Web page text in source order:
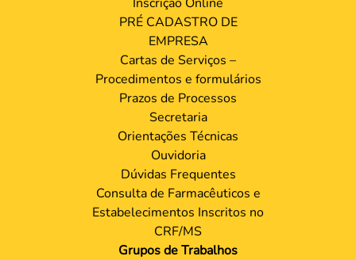
PRÉ CADASTRO DE
EMPRESA
Cartas de Serviços –
Procedimentos e formulários
Prazos de Processos
Secretaria
Orientações Técnicas
Ouvidoria
Dúvidas Frequentes
Consulta de Farmacêuticos e
Estabelecimentos Inscritos no
CRF/MS
Grupos de Trabalhos